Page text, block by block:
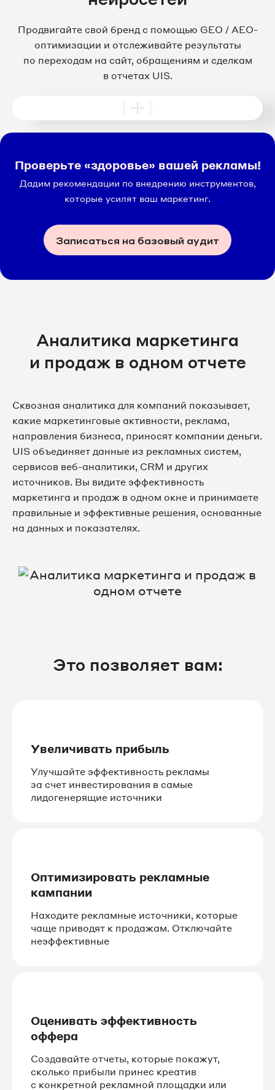
Продвигайте свой бренд с помощью GEO / AEO-
оптимизации и отслеживайте результаты
по переходам на сайт, обращениям и сделкам
в отчетах UIS.
Проверьте «здоровье» вашей рекламы!
Дадим рекомендации по внедрению инструментов,
которые усилят ваш маркетинг.
Записаться на базовый аудит
Аналитика маркетинга
и продаж в одном отчете
Сквозная аналитика для компаний показывает,
какие маркетинговые активности, реклама,
направления бизнеса, приносят компании деньги.
UIS объединяет данные из рекламных систем,
сервисов веб-аналитики, CRM и других
источников. Вы видите эффективность
маркетинга и продаж в одном окне и принимаете
правильные и эффективные решения, основанные
на данных и показателях.
Это позволяет вам:
Увеличивать прибыль
Улучшайте эффективность рекламы
за счет инвестирования в самые
лидогенерящие источники
Оптимизировать рекламные
кампании
Находите рекламные источники, которые
чаще приводят к продажам. Отключайте
неэффективные
Оценивать эффективность
оффера
Создавайте отчеты, которые покажут,
сколько прибыли принес креатив
с конкретной рекламной площадки или